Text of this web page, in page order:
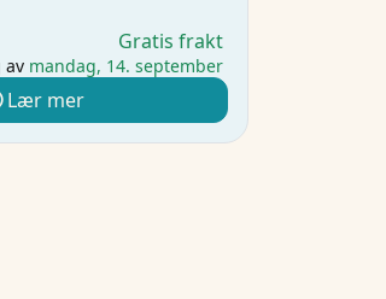
Gratis frakt
av mandag, 14. september
Lær mer